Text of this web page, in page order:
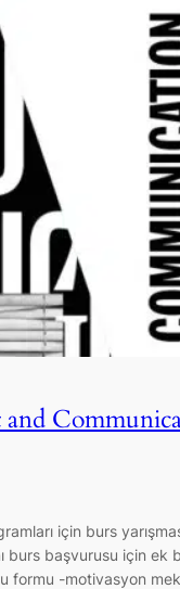
için burs
başvurusu için ek
formu -motivasyon